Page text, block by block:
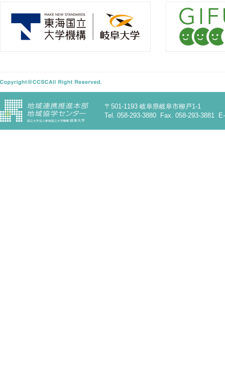
〒501-1193 岐阜県岐阜市柳戸1-1
Tel. 058-293-3880 Fax. 058-293-3881